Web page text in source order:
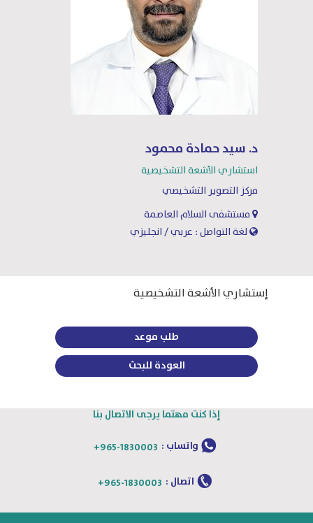
د. سيد حمادة محمود
استشاري الأشعة التشخيصية
مركز التصوير التشخيصي
مستشفى السلام العاصمة
لغة التواصل : عربي / انجليزي
إستشاري الأشعة التشخيصية
طلب موعد
العودة للبحث
إذا كنت مهتما يرجى الاتصال بنا
واتساب : +965-1830003
اتصال : +965-1830003